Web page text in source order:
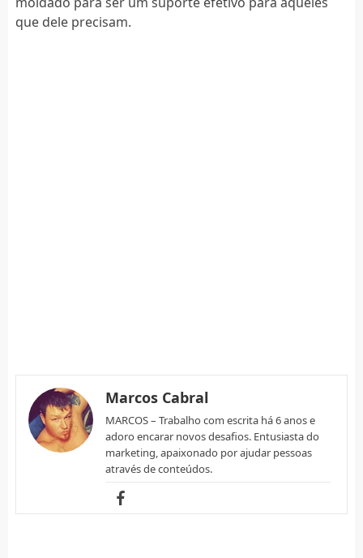
que dele precisam.
Marcos Cabral
MARCOS – Trabalho com escrita há 6 anos e
adoro encarar novos desafios. Entusiasta do
marketing, apaixonado por ajudar pessoas
através de conteúdos.